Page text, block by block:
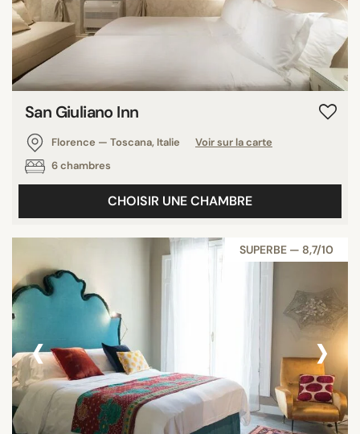
San Giuliano Inn
Florence — Toscana, Italie
Voir sur la carte
6 chambres
CHOISIR UNE CHAMBRE
SUPERBE — 8,7/10
‹ ›